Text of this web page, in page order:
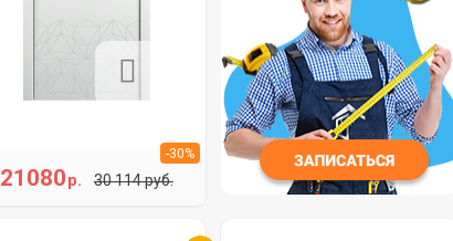
21080р. 30 114 руб.
-30%